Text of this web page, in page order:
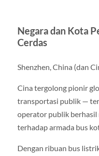
Negara dan Kota
Cerdas
Shenzhen, China (dan
Cina tergolong pionir
transportasi publik —
operator publik
terhadap armada bus
Dengan ribuan bus